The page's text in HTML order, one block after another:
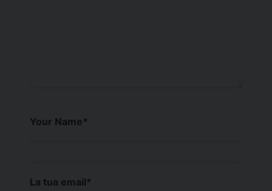
Your Name*
La tua email*